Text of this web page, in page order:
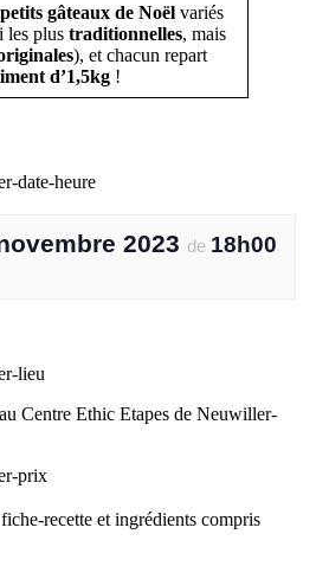
petits gâteaux de Noël variés
les plus traditionnelles, mais
), et chacun repart
d’1,5kg !
2023 de 18h00
Centre Ethic Etapes de Neuwiller-
recette et ingrédients compris